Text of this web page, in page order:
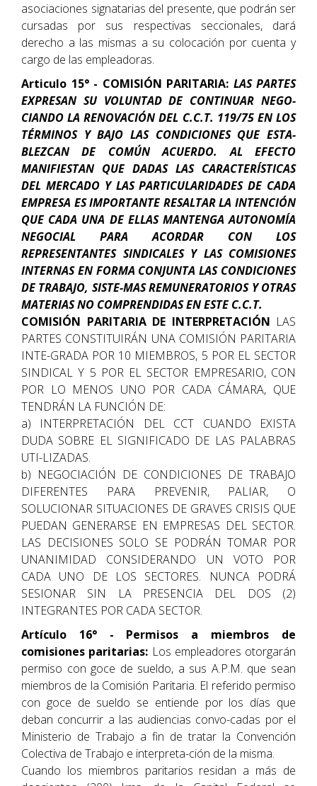
asociaciones signatarias del presente, que podrán ser
cursadas por sus respectivas seccionales, dará
derecho a las mismas a su colocación por cuenta y
cargo de las empleadoras.
Articulo 15° - COMISIÓN PARITARIA: LAS PARTES
EXPRESAN SU VOLUNTAD DE CONTINUAR NEGO-
CIANDO LA RENOVACIÓN DEL C.C.T. 119/75 EN LOS
TÉRMINOS Y BAJO LAS CONDICIONES QUE ESTA-
BLEZCAN DE COMÚN ACUERDO. AL EFECTO
MANIFIESTAN QUE DADAS LAS CARACTERÍSTICAS
DEL MERCADO Y LAS PARTICULARIDADES DE CADA
EMPRESA ES IMPORTANTE RESALTAR LA INTENCIÓN
QUE CADA UNA DE ELLAS MANTENGA AUTONOMÍA
NEGOCIAL PARA ACORDAR CON LOS
REPRESENTANTES SINDICALES Y LAS COMISIONES
INTERNAS EN FORMA CONJUNTA LAS CONDICIONES
DE TRABAJO, SISTE-MAS REMUNERATORIOS Y OTRAS
MATERIAS NO COMPRENDIDAS EN ESTE C.C.T.
COMISIÓN PARITARIA DE INTERPRETACIÓN LAS
PARTES CONSTITUIRÁN UNA COMISIÓN PARITARIA
INTE-GRADA POR 10 MIEMBROS, 5 POR EL SECTOR
SINDICAL Y 5 POR EL SECTOR EMPRESARIO, CON
POR LO MENOS UNO POR CADA CÁMARA, QUE
TENDRÁN LA FUNCIÓN DE:
a) INTERPRETACIÓN DEL CCT CUANDO EXISTA
DUDA SOBRE EL SIGNIFICADO DE LAS PALABRAS
UTI-LIZADAS.
b) NEGOCIACIÓN DE CONDICIONES DE TRABAJO
DIFERENTES PARA PREVENIR, PALIAR, O
SOLUCIONAR SITUACIONES DE GRAVES CRISIS QUE
PUEDAN GENERARSE EN EMPRESAS DEL SECTOR.
LAS DECISIONES SOLO SE PODRÁN TOMAR POR
UNANIMIDAD CONSIDERANDO UN VOTO POR
CADA UNO DE LOS SECTORES. NUNCA PODRÁ
SESIONAR SIN LA PRESENCIA DEL DOS (2)
INTEGRANTES POR CADA SECTOR.
Artículo 16° - Permisos a miembros de
comisiones paritarias: Los empleadores otorgarán
permiso con goce de sueldo, a sus A.P.M. que sean
miembros de la Comisión Paritaria. El referido permiso
con goce de sueldo se entiende por los días que
deban concurrir a las audiencias convo-cadas por el
Ministerio de Trabajo a fin de tratar la Convención
Colectiva de Trabajo e interpreta-ción de la misma.
Cuando los miembros paritarios residan a más de